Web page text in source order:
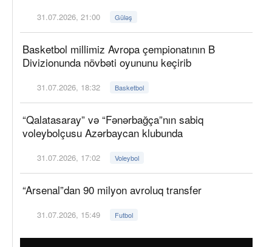
31.07.2026, 21:00 Güləş
Basketbol millimiz Avropa çempionatının B
Divizionunda növbəti oyununu keçirib
31.07.2026, 18:32 Basketbol
“Qalatasaray” və “Fənərbağça”nın sabiq
voleybolçusu Azərbaycan klubunda
31.07.2026, 17:02 Voleybol
“Arsenal”dan 90 milyon avroluq transfer
31.07.2026, 15:49 Futbol